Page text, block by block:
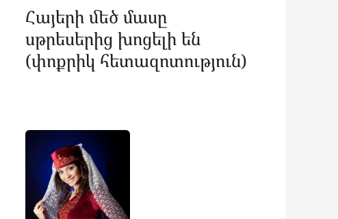
Հայերի մեծ մասը
սթրեսերից խոցելի են
(փոքրիկ հետազոտություն)